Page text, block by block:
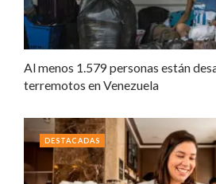
Al menos 1.579 personas están
terremotos en Venezuela
DESTACADAS